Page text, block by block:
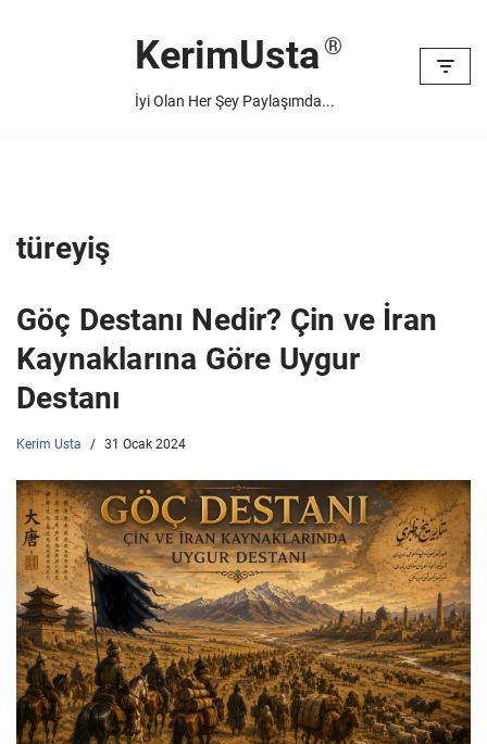
KerimUsta
İyi Olan Her Şey Paylaşımda...
türeyiş
Göç Destanı Nedir? Çin ve İran
Kaynaklarına Göre Uygur
Destanı
Kerim Usta 31 Ocak 2024